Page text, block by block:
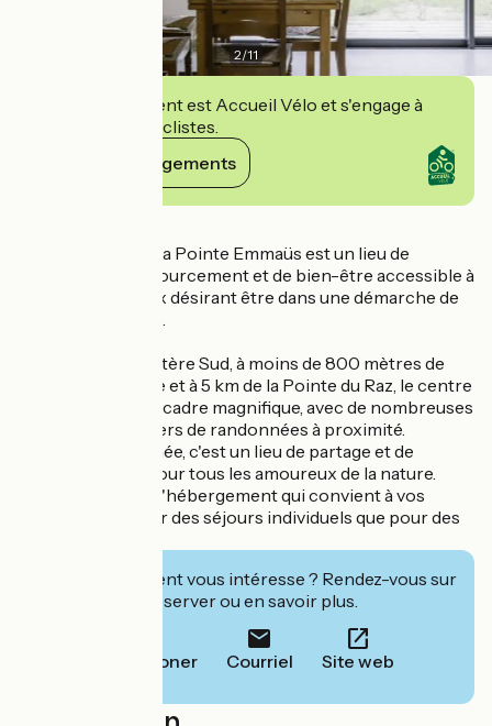
2/11
Cet établissement est Accueil Vélo et s'engage à
accueillir des cyclistes.
Voir ses engagements
La communauté La Pointe Emmaüs est un lieu de
vacances, de ressourcement et de bien-être accessible à
tous celles et ceux désirant être dans une démarche de
tourisme solidaire.
Situé dans le Finistère Sud, à moins de 800 mètres de
l'Océan Atlantique et à 5 km de la Pointe du Raz, le centre
se trouve dans un cadre magnifique, avec de nombreuses
plages et de sentiers de randonnées à proximité.
Ouvert toute l'année, c'est un lieu de partage et de
rencontre idéal pour tous les amoureux de la nature.
Vous y trouverez l'hébergement qui convient à vos
attentes, tant pour des séjours individuels que pour des
Cet établissement vous intéresse ? Rendez-vous sur
leur site pour réserver ou en savoir plus.
Téléphoner Courriel Site web